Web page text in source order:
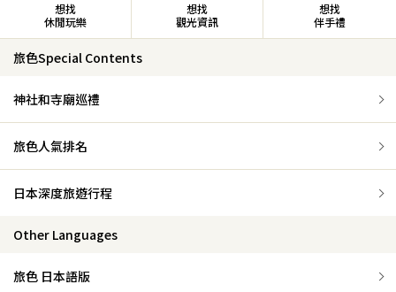
想找
休閒玩樂
想找
觀光資訊
想找
伴手禮
旅色Special Contents
神社和寺廟巡禮
旅色人氣排名
日本深度旅遊行程
Other Languages
旅色 日本語版